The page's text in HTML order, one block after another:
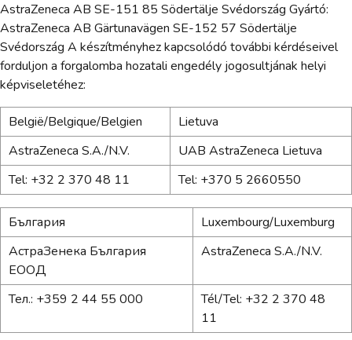
AstraZeneca AB SE-151 85 Södertälje Svédország Gyártó:
AstraZeneca AB Gärtunavägen SE-152 57 Södertälje
Svédország A készítményhez kapcsolódó további kérdéseivel
forduljon a forgalomba hozatali engedély jogosultjának helyi
képviseletéhez:
België/Belgique/Belgien
Lietuva
AstraZeneca S.A./N.V.
UAB AstraZeneca Lietuva
Tel: +32 2 370 48 11
Tel: +370 5 2660550
България
Luxembourg/Luxemburg
АстраЗенека България
ЕООД
AstraZeneca S.A./N.V.
Тел.: +359 2 44 55 000
Tél/Tel: +32 2 370 48
11